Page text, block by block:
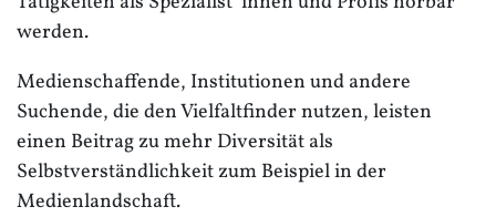
werden.
Medienschaffende, Institutionen und andere
Suchende, die den Vielfaltfinder nutzen, leisten
einen Beitrag zu mehr Diversität als
Selbstverständlichkeit zum Beispiel in der
Medienlandschaft.